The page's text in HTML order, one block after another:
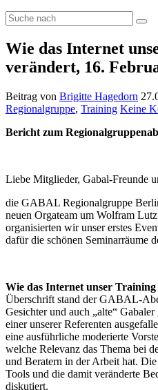
Wie das Internet
verändert, 16.
Beitrag von Brigitte Hagedorn
Regionalgruppe, Training Keine
Bericht zum
Liebe Mitglieder, Gabal-Freunde
die GABAL Regionalgruppe
neuen Orgateam um Wolfram
organisierten wir unser erstes
dafür die schönen Seminarräume
Wie das Internet unser
Überschrift stand der GABAL-
Gesichter und auch „alte“
einer unserer Referenten
eine ausführliche moderierte
welche Relevanz das Thema bei
und Beratern in der Arbeit hat.
Tools und die damit veränderte
diskutiert.